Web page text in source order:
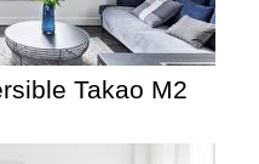
Takao M2